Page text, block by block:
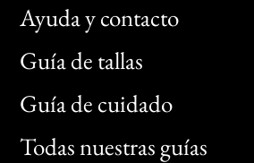
Ayuda y contacto
Guía de tallas
Guía de cuidado
Todas nuestras guías